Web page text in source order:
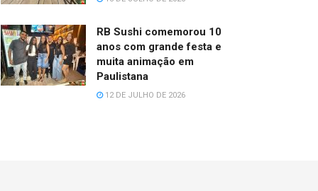
RB Sushi comemorou 10
anos com grande festa e
muita animação em
Paulistana
12 DE JULHO DE 2026